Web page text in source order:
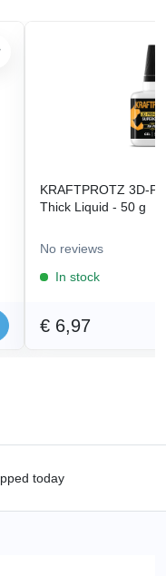
KRAFTPROTZ 3D-
Thick Liquid - 50 g
No reviews
In stock
€ 6,97
today